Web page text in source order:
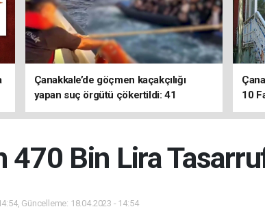
Çanakkale’de göçmen kaçakçılığı
yapan suç örgütü çökertildi: 41
tutuklama
10
470 Bin Lira
Güncelleme: 18.04.2023 - 14:54